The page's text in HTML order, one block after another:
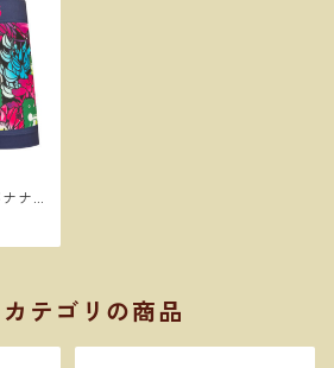
ナ
ー
コ
テゴリの商品